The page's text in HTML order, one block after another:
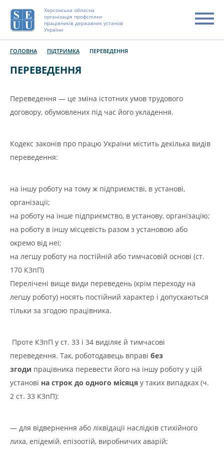
Херсонська обласна
організація профспілки
працівників державних установ
України
ГОЛОВНА ПІДТРИМКА ПЕРЕВЕДЕННЯ
ПЕРЕВЕДЕННЯ
Переведення — це зміна істотних умов трудового
договору, обумовлених під час його укладення.
Кодекс законів про працю України містить декілька видів
переведення:
на іншу роботу на тому ж підприємстві, в установі,
організації;
на роботу на інше підприємство, в установу, організацію;
на роботу в іншу місцевість разом з установою або
окремо від неї;
на легшу роботу на постійній або тимчасовій основі (ст.
170 КЗпП)
Перелічені вище види переведень (крім переходу на
легшу роботу) носять постійний характер і допускаються
тільки за згодою працівника.
Проте КЗпП у ст. 33 і 34 виділяє й тимчасові
переведення. Так, роботодавець вправі без
згоди працівника перевести його на іншу роботу у цій
установі на строк до одного місяця у таких випадках (ч.
2 ст. 33 КЗпП):
— для відвернення або ліквідації наслідків стихійного
лиха, епідемій, епізоотій, виробничих аварій;